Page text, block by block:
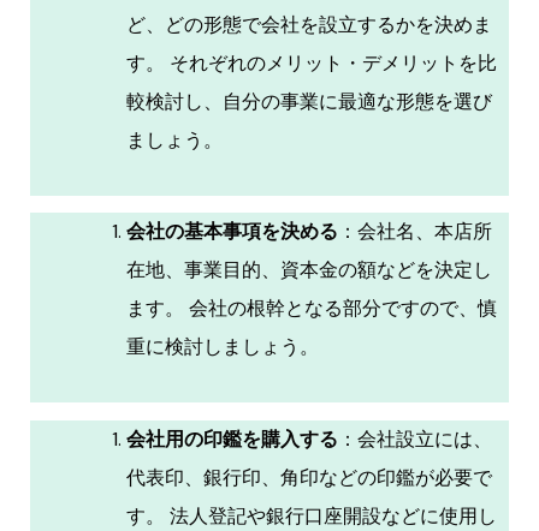
ど、どの形態で会社を設立するかを決めま
す。 それぞれのメリット・デメリットを比
較検討し、自分の事業に最適な形態を選び
ましょう。
会社の基本事項を決める ：会社名、本店所
在地、事業目的、資本金の額などを決定し
ます。 会社の根幹となる部分ですので、慎
重に検討しましょう。
会社用の印鑑を購入する ：会社設立には、
代表印、銀行印、角印などの印鑑が必要で
す。 法人登記や銀行口座開設などに使用し